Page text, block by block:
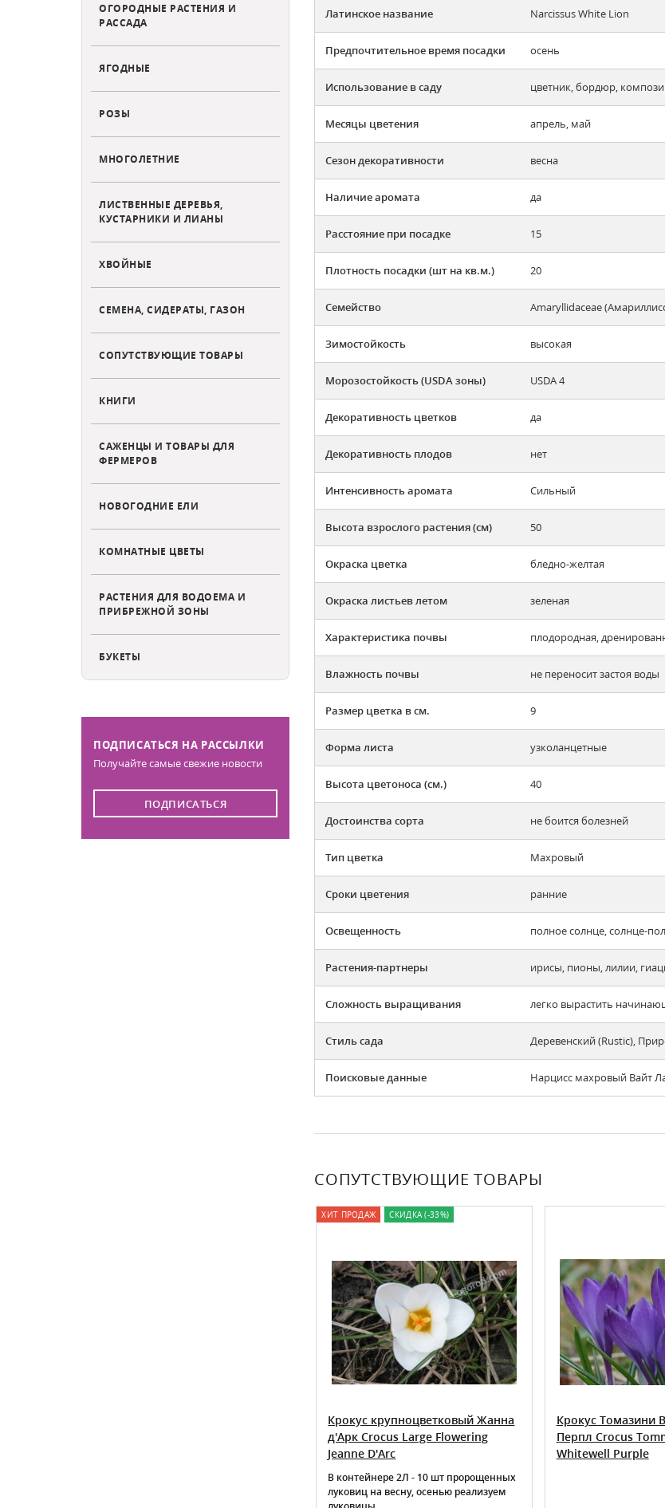
ОГОРОДНЫЕ РАСТЕНИЯ И
РАССАДА
ЯГОДНЫЕ
РОЗЫ
МНОГОЛЕТНИЕ
ЛИСТВЕННЫЕ ДЕРЕВЬЯ,
КУСТАРНИКИ И ЛИАНЫ
ХВОЙНЫЕ
СЕМЕНА, СИДЕРАТЫ, ГАЗОН
СОПУТСТВУЮЩИЕ ТОВАРЫ
КНИГИ
САЖЕНЦЫ И ТОВАРЫ ДЛЯ
ФЕРМЕРОВ
НОВОГОДНИЕ ЕЛИ
КОМНАТНЫЕ ЦВЕТЫ
РАСТЕНИЯ ДЛЯ ВОДОЕМА И
ПРИБРЕЖНОЙ ЗОНЫ
БУКЕТЫ
ПОДПИСАТЬСЯ НА РАССЫЛКИ
Получайте самые свежие новости
ПОДПИСАТЬСЯ
Латинское название Narcissus White Lion
Предпочтительное время посадки осень
Использование в саду цветник, бордюр,
Месяцы цветения апрель, май
Сезон декоративности весна
Наличие аромата да
Расстояние при посадке 15
Плотность посадки (шт на кв.м.) 20
Семейство Amaryllidaceae
Зимостойкость высокая
Морозостойкость (USDA зоны) USDA 4
Декоративность цветков да
Декоративность плодов нет
Интенсивность аромата Сильный
Высота взрослого растения (см) 50
Окраска цветка бледно-желтая
Окраска листьев летом зеленая
Характеристика почвы плодородная,
Влажность почвы не переносит застоя воды
Размер цветка в см. 9
Форма листа узколанцетные
Высота цветоноса (см.) 40
Достоинства сорта не боится болезней
Тип цветка Махровый
Сроки цветения ранние
Освещенность полное солнце, солнце-
Растения-партнеры ирисы, пионы, лилии,
Сложность выращивания легко вырастить
Стиль сада Деревенский (Rustic),
Поисковые данные Нарцисс махровый Вайт
СОПУТСТВУЮЩИЕ ТОВАРЫ
ХИТ ПРОДАЖ СКИДКА (-33%)
Крокус крупноцветковый Жанна
д'Арк Crocus Large Flowering
Jeanne D'Arc
В контейнере 2Л - 10 шт пророщенных
луковиц на весну, осенью реализуем
луковицы
Крокус Томазини
Перпл Crocus
Whitewell Purple